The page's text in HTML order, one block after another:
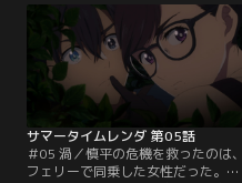
った少女・小早川しおりの「影」と
遭遇するのだった。一命をとりとめ
た慎平だったが、手詰まりになり全
てを窓に打ち明けることに。日は変
わり7月24日…。【提供：バンダイ
チャンネル】
サマータイムレンダ 第05話
＃05 渦／慎平の危機を救ったのは、
フェリーで同乗した女性だった。彼